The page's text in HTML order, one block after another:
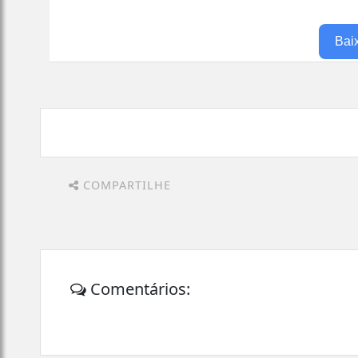
COMPARTILHE
Comentários: